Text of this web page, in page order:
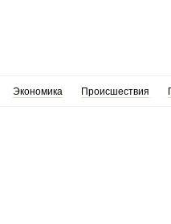
Экономика Происшествия